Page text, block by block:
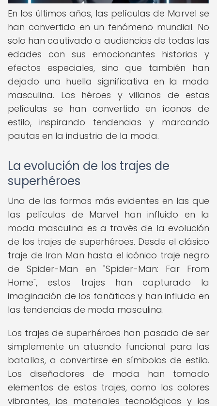
En los últimos años, las películas de Marvel se
han convertido en un fenómeno mundial. No
solo han cautivado a audiencias de todas las
edades con sus emocionantes historias y
efectos especiales, sino que también han
dejado una huella significativa en la moda
masculina. Los héroes y villanos de estas
películas se han convertido en íconos de
estilo, inspirando tendencias y marcando
pautas en la industria de la moda.
La evolución de los trajes de
superhéroes
Una de las formas más evidentes en las que
las películas de Marvel han influido en la
moda masculina es a través de la evolución
de los trajes de superhéroes. Desde el clásico
traje de Iron Man hasta el icónico traje negro
de Spider-Man en "Spider-Man: Far From
Home", estos trajes han capturado la
imaginación de los fanáticos y han influido en
las tendencias de moda masculina.
Los trajes de superhéroes han pasado de ser
simplemente un atuendo funcional para las
batallas, a convertirse en símbolos de estilo.
Los diseñadores de moda han tomado
elementos de estos trajes, como los colores
vibrantes, los materiales tecnológicos y los